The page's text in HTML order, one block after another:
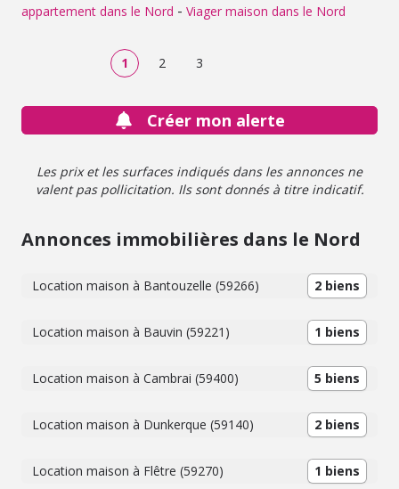
appartement dans le Nord - Viager maison dans le Nord
1 2 3
Créer mon alerte
Les prix et les surfaces indiqués dans les annonces ne
valent pas pollicitation. Ils sont donnés à titre indicatif.
Annonces immobilières dans le Nord
Location maison à Bantouzelle (59266) 2 biens
Location maison à Bauvin (59221) 1 biens
Location maison à Cambrai (59400) 5 biens
Location maison à Dunkerque (59140) 2 biens
Location maison à Flêtre (59270) 1 biens